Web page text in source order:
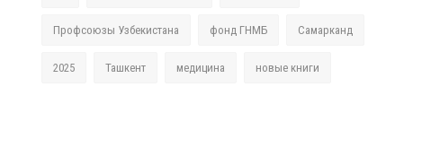
Профсоюзы Узбекистана фонд ГНМБ Самарканд
2025 Ташкент медицина новые книги